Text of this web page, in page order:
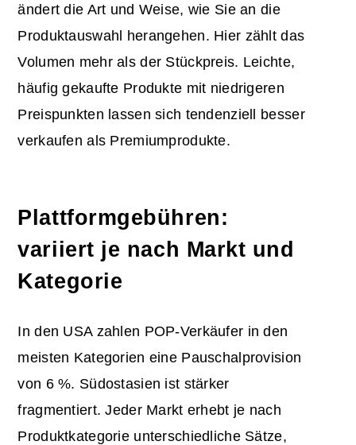
ändert die Art und Weise, wie Sie an die
Produktauswahl herangehen. Hier zählt das
Volumen mehr als der Stückpreis. Leichte,
häufig gekaufte Produkte mit niedrigeren
Preispunkten lassen sich tendenziell besser
verkaufen als Premiumprodukte.
Plattformgebühren:
variiert je nach Markt und
Kategorie
In den USA zahlen POP-Verkäufer in den
meisten Kategorien eine Pauschalprovision
von 6 %. Südostasien ist stärker
fragmentiert. Jeder Markt erhebt je nach
Produktkategorie unterschiedliche Sätze,